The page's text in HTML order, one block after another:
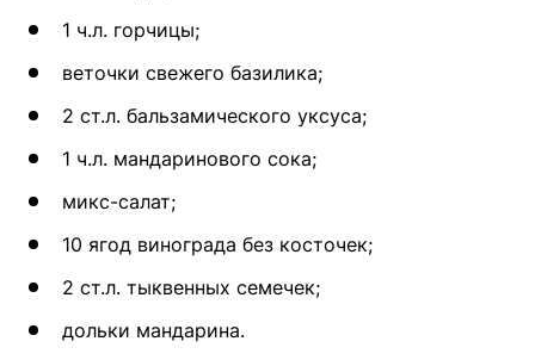
1 ч.л. горчицы;
веточки свежего базилика;
2 ст.л. бальзамического уксуса;
1 ч.л. мандаринового сока;
микс-салат;
10 ягод винограда без косточек;
2 ст.л. тыквенных семечек;
дольки мандарина.